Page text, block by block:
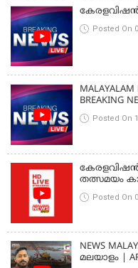
Posted On
MALAYALAM
BREAKING
Posted On
തത്സമയം
Posted On
NEWS
മലയാളം |